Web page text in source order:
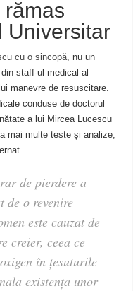
rămas
Universitar
cu o sincopă , nu un
staff-ul medical al
manevre de resuscitare.
conduse de doctorul
a lui Mircea Lucescu
mai multe teste și analize,
de pierdere a
de o revenire
este cauzat de
creier, ceea ce
în țesuturile
existența unor